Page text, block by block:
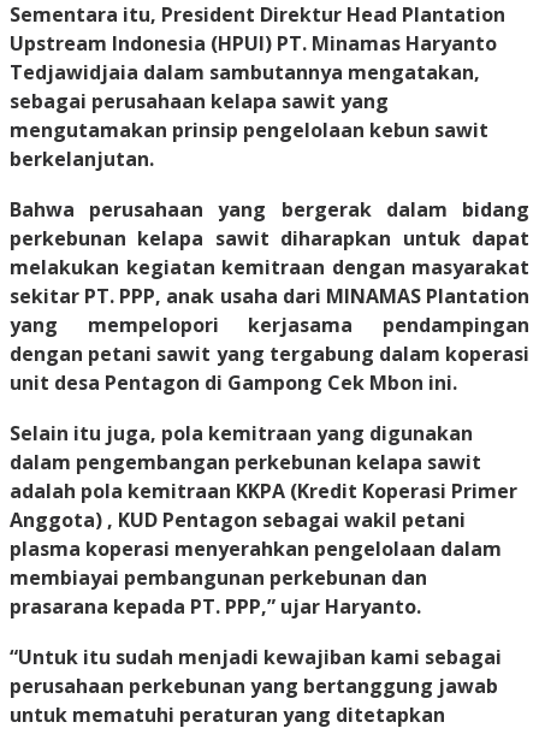
Sementara itu, President Direktur Head Plantation
Upstream Indonesia (HPUI) PT. Minamas Haryanto
Tedjawidjaia dalam sambutannya mengatakan,
sebagai perusahaan kelapa sawit yang
mengutamakan prinsip pengelolaan kebun sawit
berkelanjutan.
Bahwa perusahaan yang bergerak dalam bidang
perkebunan kelapa sawit diharapkan untuk dapat
melakukan kegiatan kemitraan dengan masyarakat
sekitar PT. PPP, anak usaha dari MINAMAS Plantation
yang mempelopori kerjasama pendampingan
dengan petani sawit yang tergabung dalam koperasi
unit desa Pentagon di Gampong Cek Mbon ini.
Selain itu juga, pola kemitraan yang digunakan
dalam pengembangan perkebunan kelapa sawit
adalah pola kemitraan KKPA (Kredit Koperasi Primer
Anggota) , KUD Pentagon sebagai wakil petani
plasma koperasi menyerahkan pengelolaan dalam
membiayai pembangunan perkebunan dan
prasarana kepada PT. PPP,” ujar Haryanto.
“Untuk itu sudah menjadi kewajiban kami sebagai
perusahaan perkebunan yang bertanggung jawab
untuk mematuhi peraturan yang ditetapkan